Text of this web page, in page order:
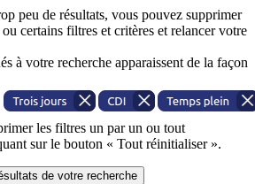
peu de résultats, vous pouvez supprimer
certains filtres et critères et relancer votre
à votre recherche apparaissent de la façon
les filtres un par un ou tout
sur le bouton « Tout réinitialiser ».
de votre recherche